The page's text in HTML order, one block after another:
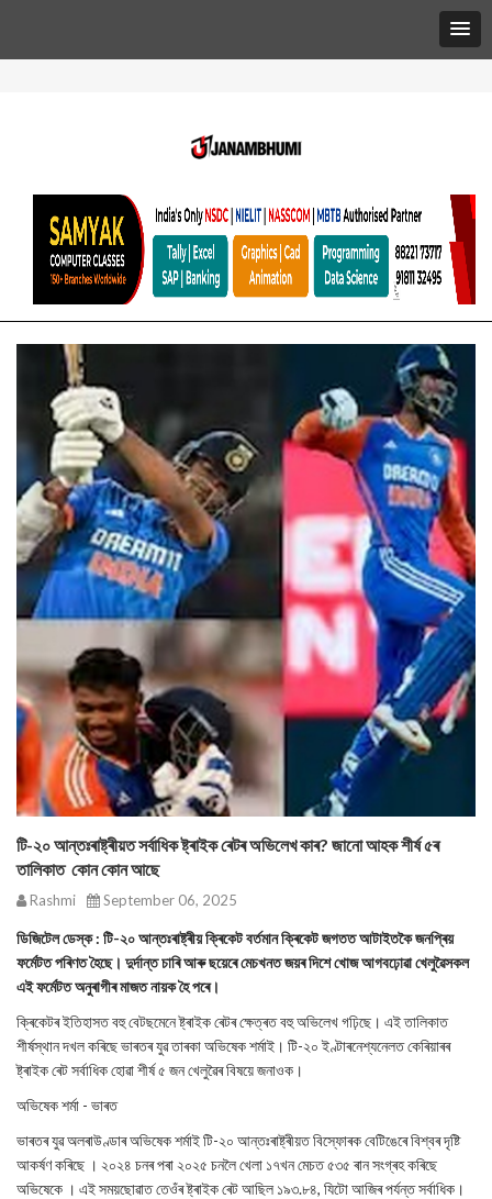
টি-২০ আন্তঃৰাষ্ট্ৰীয়ত সৰ্বাধিক ষ্ট্ৰাইক ৰেটৰ অভিলেখ কাৰ? জানো আহক শীৰ্ষ ৫ৰ
তালিকাত কোন কোন আছে
Rashmi September 06, 2025
ডিজিটেল ডেস্ক : টি-২০ আন্তঃৰাষ্ট্ৰীয় ক্ৰিকেট বৰ্তমান ক্ৰিকেট জগতত আটাইতকৈ জনপ্ৰিয়
ফৰ্মেটত পৰিণত হৈছে। দুৰ্দান্ত চাৰি আৰু ছয়েৰে মেচখনত জয়ৰ দিশে খোজ আগবঢ়োৱা খেলুৱৈসকল
এই ফৰ্মেটত অনুৰাগীৰ মাজত নায়ক হৈ পৰে।
ক্ৰিকেটৰ ইতিহাসত বহু বেটছমেনে ষ্ট্ৰাইক ৰেটৰ ক্ষেত্ৰত বহু অভিলেখ গঢ়িছে। এই তালিকাত
শীৰ্ষস্থান দখল কৰিছে ভাৰতৰ যুৱ তাৰকা অভিষেক শৰ্মাই। টি-২০ ইণ্টাৰনেশ্যনেলত কেৰিয়াৰৰ
ষ্ট্ৰাইক ৰেট সৰ্বাধিক হোৱা শীৰ্ষ ৫ জন খেলুৱৈৰ বিষয়ে জনাওক।
অভিষেক শৰ্মা - ভাৰত
ভাৰতৰ যুৱ অলৰাউণ্ডাৰ অভিষেক শৰ্মাই টি-২০ আন্তঃৰাষ্ট্ৰীয়ত বিস্ফোৰক বেটিঙেৰে বিশ্বৰ দৃষ্টি
আকৰ্ষণ কৰিছে । ২০২৪ চনৰ পৰা ২০২৫ চনলৈ খেলা ১৭খন মেচত ৫৩৫ ৰান সংগ্ৰহ কৰিছে
অভিষেকে । এই সময়ছোৱাত তেওঁৰ ষ্ট্ৰাইক ৰেট আছিল ১৯৩.৮৪, যিটো আজিৰ পৰ্যন্ত সৰ্বাধিক।